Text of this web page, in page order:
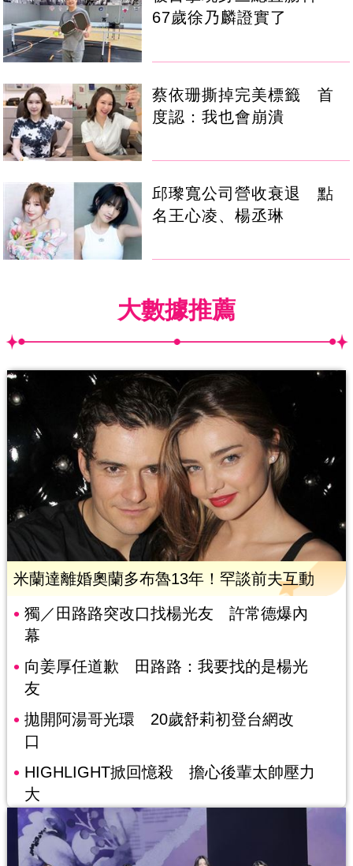
67歲徐乃麟證實了
蔡依珊撕掉完美標籤 首
度認：我也會崩潰
邱瓈寬公司營收衰退 點
名王心凌、楊丞琳
大數據推薦
米蘭達離婚奧蘭多布魯13年！罕談前夫互動
獨／田路路突改口找楊光友 許常德爆內
幕
向姜厚任道歉 田路路：我要找的是楊光
友
拋開阿湯哥光環 20歲舒莉初登台網改
口
HIGHLIGHT掀回憶殺 擔心後輩太帥壓力
大